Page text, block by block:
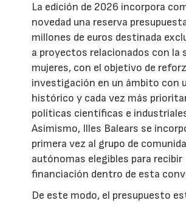
La edición de 2026 incorpora
novedad una reserva
millones de euros destinada
a proyectos relacionados con la
mujeres, con el objetivo de
investigación en un ámbito con
histórico y cada vez más
políticas científicas e
Asimismo, Illes Balears se
primera vez al grupo de
autónomas elegibles para recibir
financiación dentro de esta
De este modo, el presupuesto